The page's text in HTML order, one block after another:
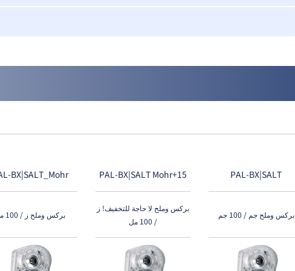
PAL-BX|SALT
بركس وملح جم / 100 جم
PAL-BX|SALT Mohr+15
بركس وملح لا حاجة للتخفيف! ز
/ 100 مل
BX|SALT_Mohr
بركس وملح ز / 100 مل